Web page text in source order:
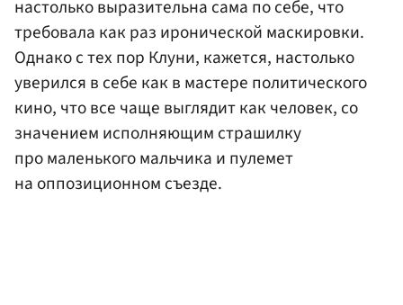
настолько выразительна сама по себе, что
требовала как раз иронической маскировки.
Однако с тех пор Клуни, кажется, настолько
уверился в себе как в мастере политического
кино, что все чаще выглядит как человек, со
значением исполняющим страшилку
про маленького мальчика и пулемет
на оппозиционном съезде.